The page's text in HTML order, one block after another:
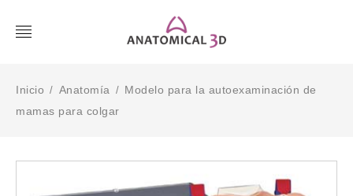
Inicio / Anatomía / Modelo para la autoexaminación de
mamas para colgar